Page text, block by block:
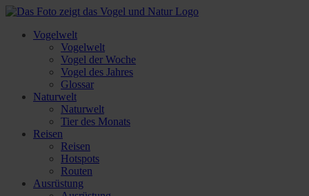
Vogelwelt
Vogelwelt
Vogel der Woche
Vogel des Jahres
Glossar
Naturwelt
Naturwelt
Tier des Monats
Reisen
Reisen
Hotspots
Routen
Ausrüstung